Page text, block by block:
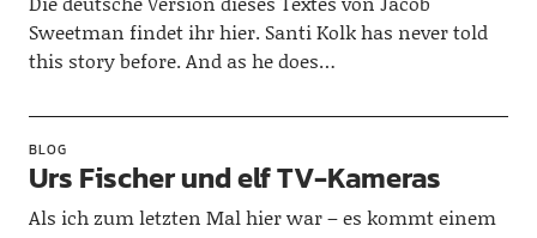
Sweetman findet ihr hier. Santi Kolk has never told
this story before. And as he does…
BLOG
Urs Fischer und elf TV-Kameras
Als ich zum letzten Mal hier war – es kommt einem